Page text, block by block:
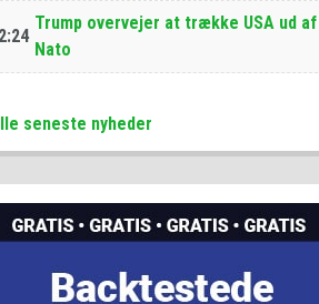
Trump overvejer at trække USA ud af
Nato
seneste nyheder